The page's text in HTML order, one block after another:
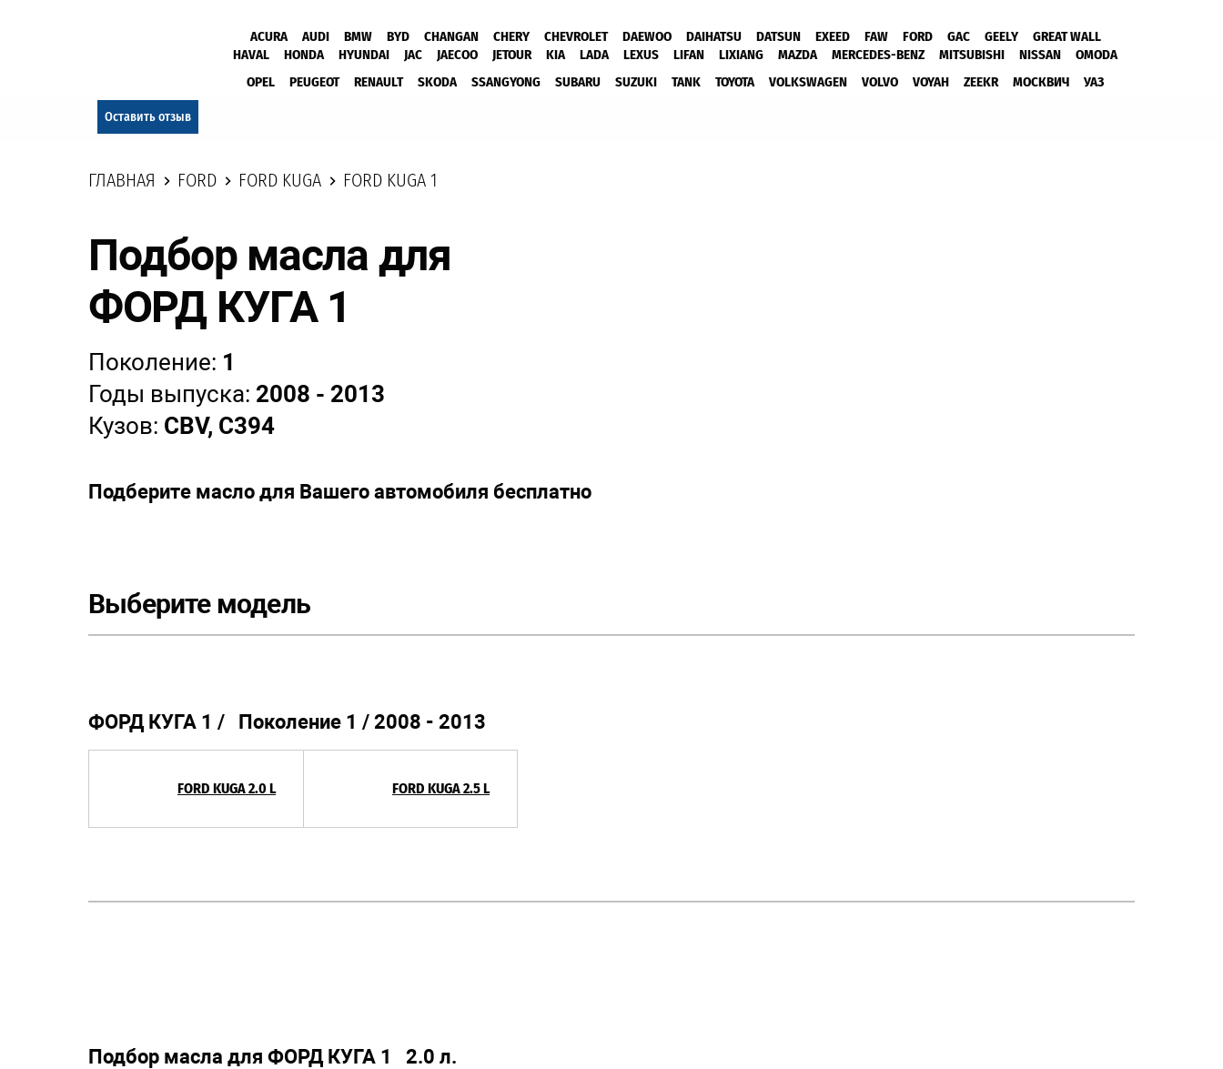
ACURA AUDI BMW BYD CHANGAN CHERY CHEVROLET DAEWOO DAIHATSU DATSUN EXEED FAW FORD GAC GEELY
GREAT WALL
HAVAL
HONDA HYUNDAI JAC JAECOO JETOUR KIA LADA LEXUS LIFAN LIXIANG MAZDA MERCEDES-BENZ MITSUBISHI NISSAN
OMODA
OPEL
PEUGEOT RENAULT SKODA SSANGYONG SUBARU SUZUKI TANK TOYOTA VOLKSWAGEN VOLVO VOYAH ZEEKR МОСКВИЧ УАЗ
Оставить отзыв
ГЛАВНАЯ FORD FORD KUGA FORD KUGA 1
Подбор масла для
ФОРД КУГА 1
Поколение: 1
Годы выпуска: 2008 - 2013
Кузов: CBV, C394
Подберите масло для Вашего автомобиля бесплатно
Выберите модель
ФОРД КУГА 1 / Поколение 1 / 2008 - 2013
FORD KUGA 2.0 L FORD KUGA 2.5 L
Подбор масла для ФОРД КУГА 1 2.0 л.